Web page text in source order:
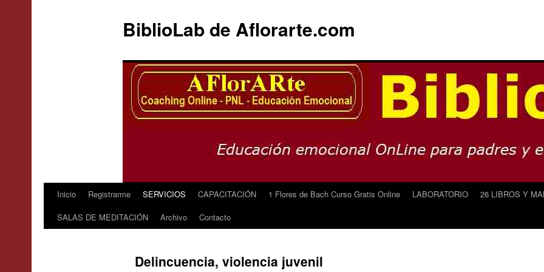
BiblioLab de Aflorarte.com
Inicio Registrarme SERVICIOS CAPACITACIÓN 1 Flores de Bach Curso Gratis Online LABORATORIO 26 LIBROS Y
SALAS DE MEDITACIÓN
Archivo Contacto
Delincuencia, violencia juvenil